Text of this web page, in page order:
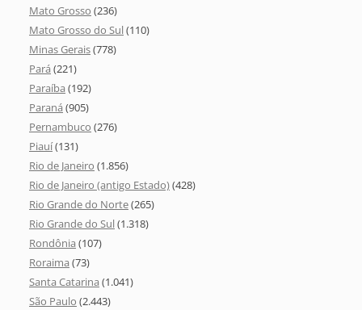
Mato Grosso (236)
Mato Grosso do Sul(110)
Minas Gerais(778)
Pará (221)
Paraíba (192)
Paraná (905)
Pernambuco (276)
Piauí(131)
Rio de Janeiro (1.856)
Rio de Janeiro (antigo Estado)(428)
Rio Grande do Norte(265)
Rio Grande do Sul(1.318)
Rondônia (107)
Roraima (73)
Santa Catarina (1.041)
São Paulo (2.443)